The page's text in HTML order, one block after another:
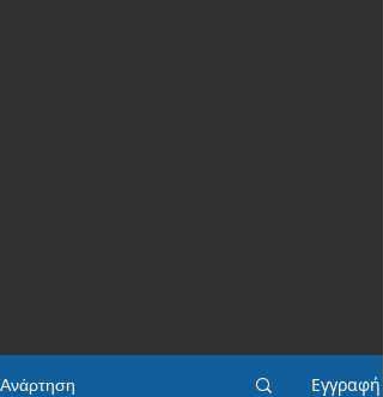
Ανάρτηση Εγγραφή